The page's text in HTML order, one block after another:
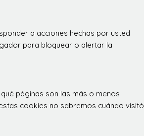
a acciones hechas por usted
para bloquear o alertar la
páginas son las más o menos
cookies no sabremos cuándo visitó